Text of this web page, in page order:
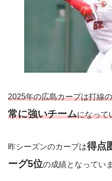
2025年の広島カープは打線
常に強いチームになって
昨シーズンのカープは得点
ーグ5位の成績となってい